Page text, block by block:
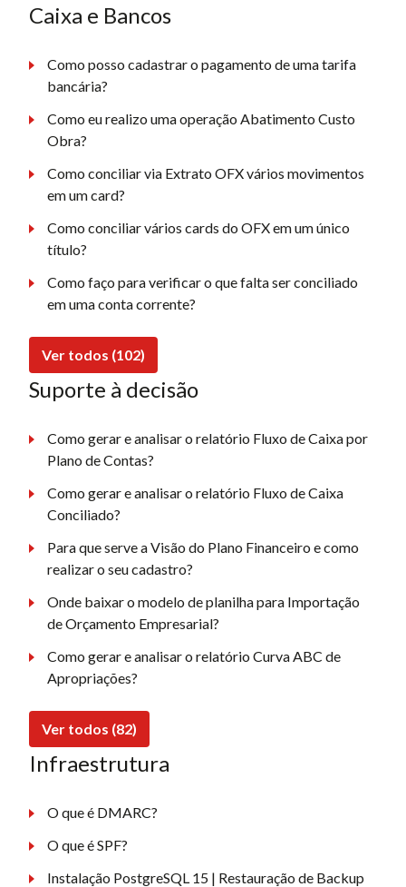
Caixa e Bancos
Como posso cadastrar o pagamento de uma tarifa
bancária?
Como eu realizo uma operação Abatimento Custo
Obra?
Como conciliar via Extrato OFX vários movimentos
em um card?
Como conciliar vários cards do OFX em um único
título?
Como faço para verificar o que falta ser conciliado
em uma conta corrente?
Ver todos (102)
Suporte à decisão
Como gerar e analisar o relatório Fluxo de Caixa por
Plano de Contas?
Como gerar e analisar o relatório Fluxo de Caixa
Conciliado?
Para que serve a Visão do Plano Financeiro e como
realizar o seu cadastro?
Onde baixar o modelo de planilha para Importação
de Orçamento Empresarial?
Como gerar e analisar o relatório Curva ABC de
Apropriações?
Ver todos (82)
Infraestrutura
O que é DMARC?
O que é SPF?
Instalação PostgreSQL 15 | Restauração de Backup